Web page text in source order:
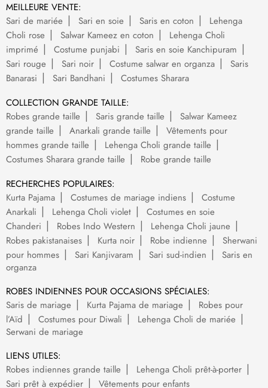
MEILLEURE VENTE:
Sari de mariée
Sari en soie Saris en coton
Lehenga
Choli rose
Salwar Kameez en coton
Lehenga Choli
imprimé
Costume punjabi
Saris en soie Kanchipuram
Sari rouge
Sari noir Costume salwar en organza
Saris
Banarasi
Sari Bandhani
Costumes Sharara
COLLECTION GRANDE TAILLE:
Robes grande taille
Saris grande taille
Salwar Kameez
grande taille
Anarkali grande taille
Vêtements pour
hommes grande taille
Lehenga Choli grande taille
Costumes Sharara grande taille
Robe grande taille
RECHERCHES POPULAIRES:
Kurta Pajama
Costumes de mariage indiens
Costume
Anarkali
Lehenga Choli violet
Costumes en soie
Chanderi
Robes Indo Western
Lehenga Choli jaune
Robes pakistanaises
Kurta noir Robe indienne
Sherwani
pour hommes
Sari Kanjivaram Sari sud-indien
Saris en
organza
ROBES INDIENNES POUR OCCASIONS SPÉCIALES:
Saris de mariage
Kurta Pajama de mariage
Robes pour
l’Aïd
Costumes pour Diwali
Lehenga Choli de mariée
Serwani de mariage
LIENS UTILES:
Robes indiennes grande taille
Lehenga Choli prêt-à-porter
Sari prêt à expédier
Vêtements pour enfants